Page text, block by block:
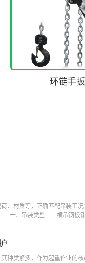
环链手
、材质等，正确匹配吊装工
? 一、吊装类型 横吊钢板钳
种类繁多，作为起重作业的